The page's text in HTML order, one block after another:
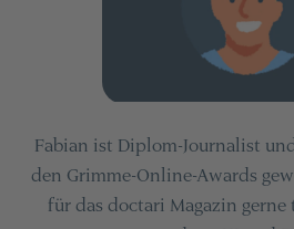
Fabian ist Diplom-Journalist
den Grimme-Online-Awards
für das doctari Magazin gerne